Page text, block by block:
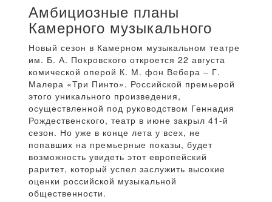
Амбициозные планы
Камерного музыкального
Новый сезон в Камерном музыкальном театре
им. Б. А. Покровского откроется 22 августа
комической оперой К. М. фон Вебера – Г.
Малера «Три Пинто». Российской премьерой
этого уникального произведения,
осуществленной под руководством Геннадия
Рождественского, театр в июне закрыл 41-й
сезон. Но уже в конце лета у всех, не
попавших на премьерные показы, будет
возможность увидеть этот европейский
раритет, который успел заслужить высокие
оценки российской музыкальной
общественности.